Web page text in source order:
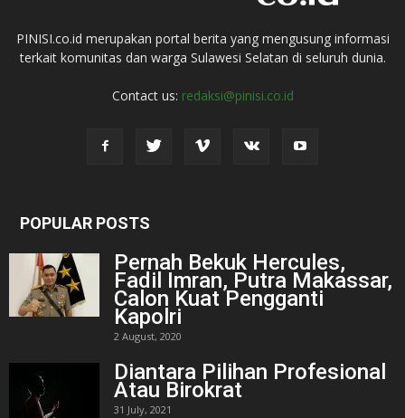
PINISI.co.id merupakan portal berita yang mengusung informasi
terkait komunitas dan warga Sulawesi Selatan di seluruh dunia.
Contact us: redaksi@pinisi.co.id
POPULAR POSTS
Pernah Bekuk Hercules,
Fadil Imran, Putra Makassar,
Calon Kuat Pengganti
Kapolri
2 August, 2020
Diantara Pilihan Profesional
Atau Birokrat
31 July, 2021